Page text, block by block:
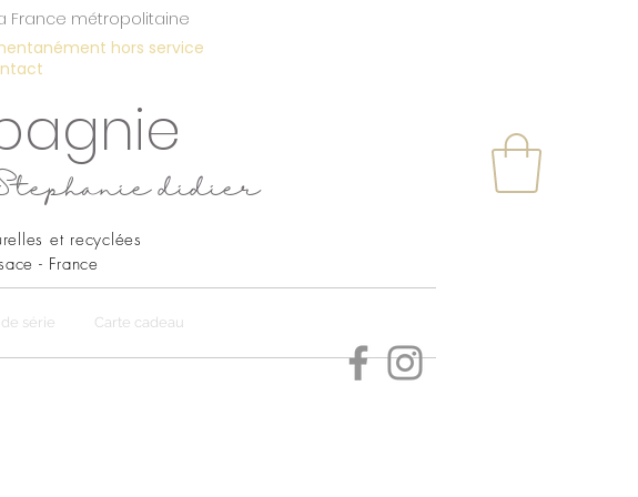
France métropolitaine
hors service
didier
et recyclées
- France
série Carte cadeau